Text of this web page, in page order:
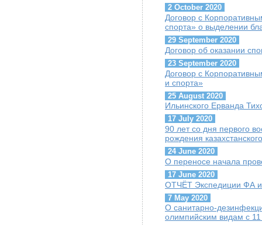
2 October 2020
Договор с
спорта» о выделении
29 September 2020
Договор об оказании
23 September 2020
Договор с
и спорта»
25 August 2020
Ильинского Ерванда
17 July 2020
90 лет со дня первого
рождения
24 June 2020
О переносе начала
17 June 2020
ОТЧЁТ Экспедиции ФА и
7 May 2020
О санитарно-
олимпийским видам с